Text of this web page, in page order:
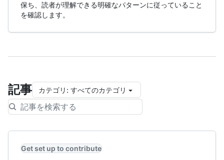
保ち、読者が理解できる明確なパターンに従っていること
を確認します。
記事 カテゴリ : すべてのカテゴリ
Get set up to contribute